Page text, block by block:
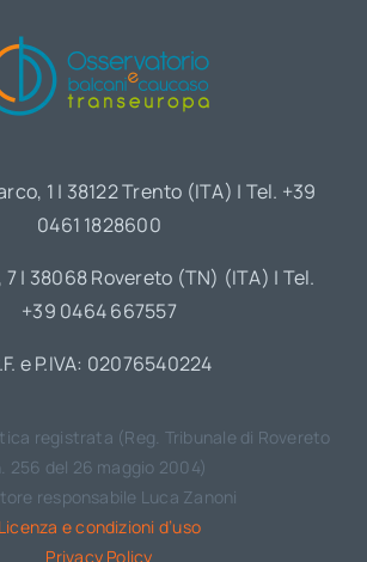
1 | 38122 Trento (ITA) | Tel. +39
0461 1828600
| 38068 Rovereto (TN) (ITA) | Tel.
+39 0464 667557
e P.IVA: 02076540224
registrata (Reg. Tribunale di Rovereto
256 del 26 maggio 2004)
responsabile Luca Zanoni
Licenza e condizioni d’uso
Privacy Policy